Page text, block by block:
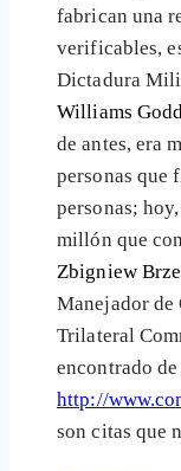
fabrican una
verificables,
Dictadura
Williams
de antes, era
personas que
personas;
millón que
Zbigniew
Manejador de
Trilateral
encontrado
http://
son citas que